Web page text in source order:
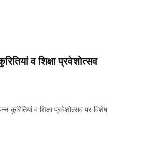
व शिक्षा प्रवेशोत्सव
कुरितियां व शिक्षा प्रवेशोत्सव पर विशेष